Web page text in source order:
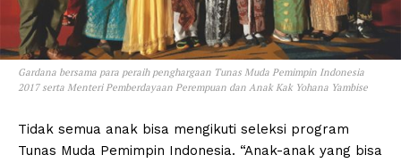
Gardana bersama para peraih penghargaan Tunas Muda Pemimpin Indonesia
2017 serta Menteri Pemberdayaan Perempuan dan Anak Kak Yohana Yambise
Tidak semua anak bisa mengikuti seleksi program
Tunas Muda Pemimpin Indonesia. “Anak-anak yang bisa